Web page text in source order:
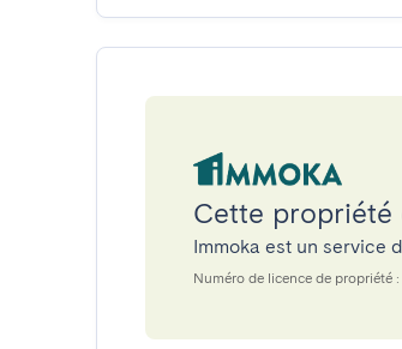
Cette propriété
Immoka est un service
Numéro de licence de propriété